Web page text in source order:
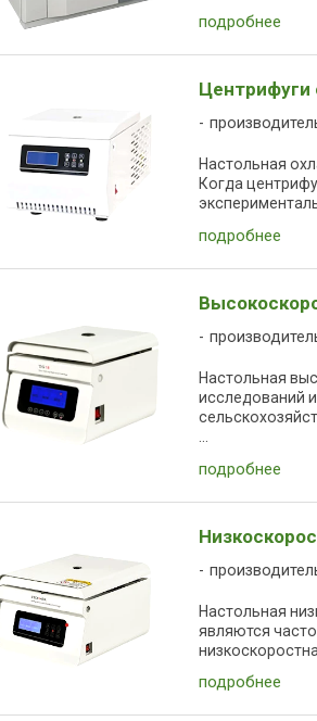
подробнее
Настольная
Когда
подробнее
Настольная
исследований
подробнее
Настольная
являются
подробнее